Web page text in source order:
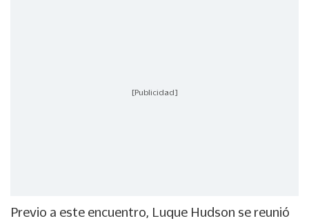
[Publicidad]
Previo a este encuentro, Luque Hudson se reunió